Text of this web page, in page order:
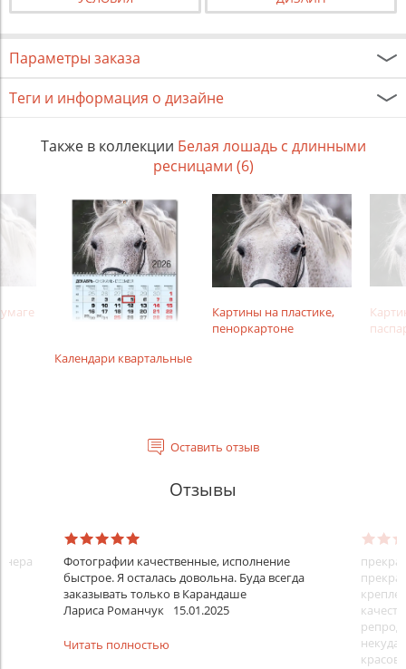
Параметры заказа
Теги и информация о дизайне
Также в коллекции Белая лошадь с длинными
ресницами (6)
Календари квартальные
Картины на пластике,
пеноркартоне
Оставить отзыв
Отзывы
Фотографии качественные, исполнение
быстрое. Я осталась довольна. Буда всегда
заказывать только в Карандаше
Лариса Романчук
15.01.2025
Читать полностью